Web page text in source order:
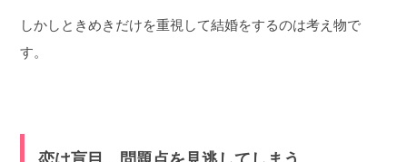
しかしときめきだけを重視して結婚をするのは考え物で
す。